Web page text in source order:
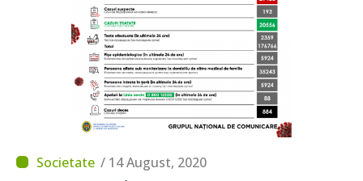
/ 14 August, 2020